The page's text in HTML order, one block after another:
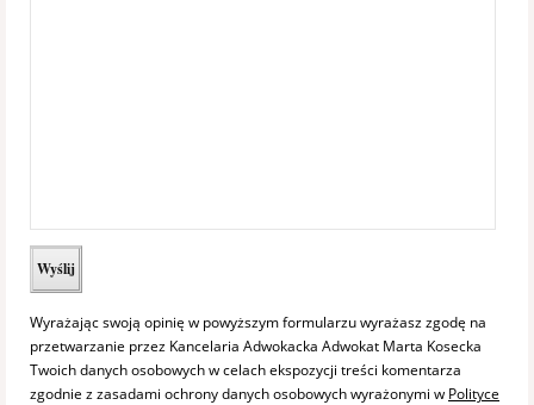
Wyrażając swoją opinię w powyższym formularzu wyrażasz zgodę na
przetwarzanie przez Kancelaria Adwokacka Adwokat Marta Kosecka
Twoich danych osobowych w celach ekspozycji treści komentarza
zgodnie z zasadami ochrony danych osobowych wyrażonymi w Polityce